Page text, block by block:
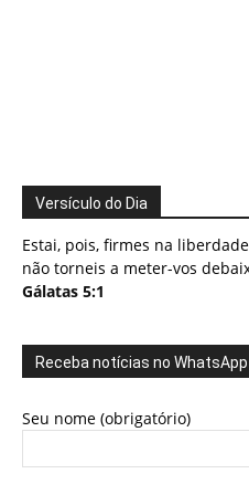
Versículo do Dia
Estai, pois, firmes na
não torneis a meter-vos
Gálatas 5:1
Receba notícias no WhatsApp
Seu nome (obrigatório)